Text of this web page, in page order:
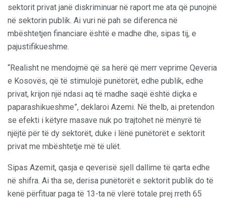
sektorit privat janë diskriminuar në raport me ata që punojnë
në sektorin publik. Ai vuri në pah se diferenca në
mbështetjen financiare është e madhe dhe, sipas tij, e
pajustifikueshme.
“Realisht ne mendojmë që sa herë që merr veprime Qeveria
e Kosovës, që të stimulojë punëtorët, edhe publik, edhe
privat, krijon një ndasi aq të madhe saqë është diçka e
paparashikueshme”, deklaroi Azemi. Në thelb, ai pretendon
se efekti i këtyre masave nuk po trajtohet në mënyrë të
njëjtë për të dy sektorët, duke i lënë punëtorët e sektorit
privat me mbështetje më të ulët.
Sipas Azemit, qasja e qeverisë sjell dallime të qarta edhe
në shifra. Ai tha se, derisa punëtorët e sektorit publik do të
kenë përfituar paga të 13-ta në vlerë totale prej rreth 65